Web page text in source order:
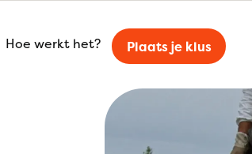
Hoe werkt het? Plaats je klus